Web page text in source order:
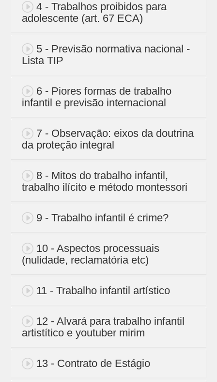
4 - Trabalhos proibidos para
adolescente (art. 67 ECA)
5 - Previsão normativa nacional -
Lista TIP
6 - Piores formas de trabalho
infantil e previsão internacional
7 - Observação: eixos da doutrina
da proteção integral
8 - Mitos do trabalho infantil,
trabalho ilícito e método montessori
9 - Trabalho infantil é crime?
10 - Aspectos processuais
(nulidade, reclamatória etc)
11 - Trabalho infantil artístico
12 - Alvará para trabalho infantil
artistítico e youtuber mirim
13 - Contrato de Estágio